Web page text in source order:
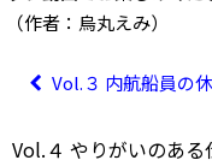
（作者：烏丸えみ）
Vol.３ 内航船員の
Vol.４ やりがいのあ